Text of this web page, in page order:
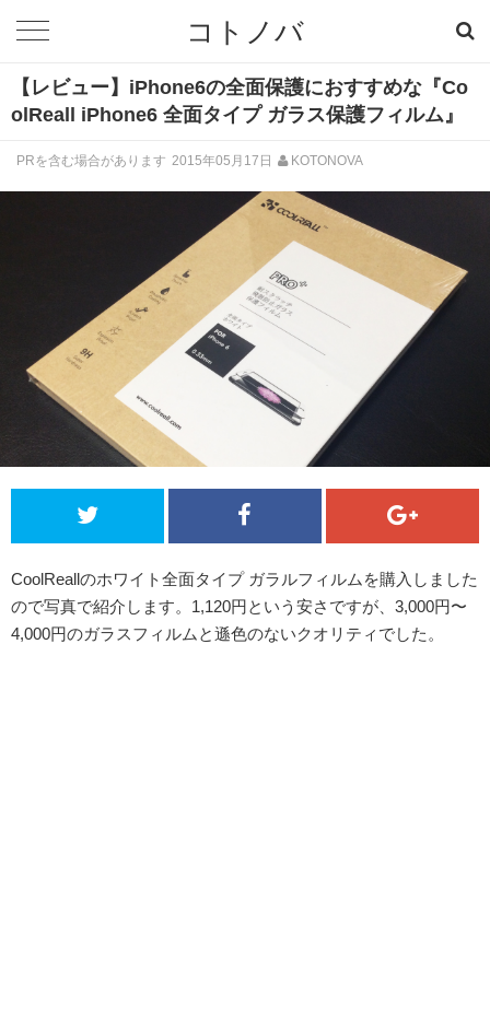
コトノバ
【レビュー】iPhone6の全面保護におすすめな『Co
olReall iPhone6 全面タイプ ガラス保護フィルム』
PRを含む場合があります 2015年05月17日 KOTONOVA
CoolReallのホワイト全面タイプ ガラルフィルムを購入しました
ので写真で紹介します。1,120円という安さですが、3,000円〜
4,000円のガラスフィルムと遜色のないクオリティでした。